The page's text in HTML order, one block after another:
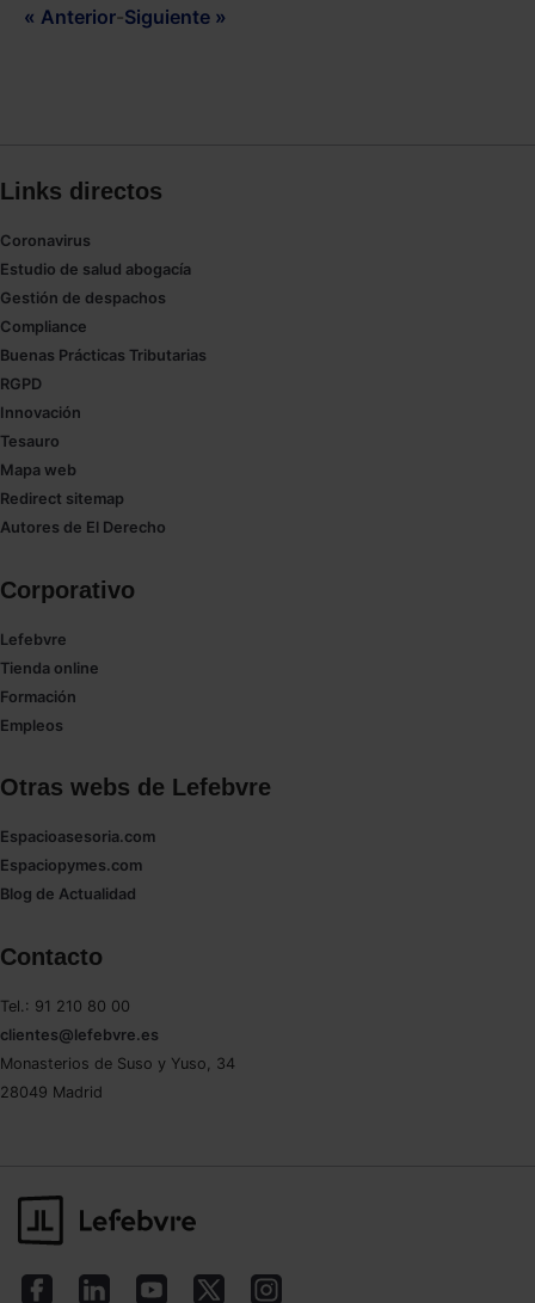
« Anterior-Siguiente »
Links directos
Coronavirus
Estudio de salud abogacía
Gestión de despachos
Compliance
Buenas Prácticas Tributarias
RGPD
Innovación
Tesauro
Mapa web
Redirect sitemap
Autores de El Derecho
Corporativo
Lefebvre
Tienda online
Formación
Empleos
Otras webs de Lefebvre
Espacioasesoria.com
Espaciopymes.com
Blog de Actualidad
Contacto
Tel.: 91 210 80 00
clientes@lefebvre.es
Monasterios de Suso y Yuso, 34
28049 Madrid